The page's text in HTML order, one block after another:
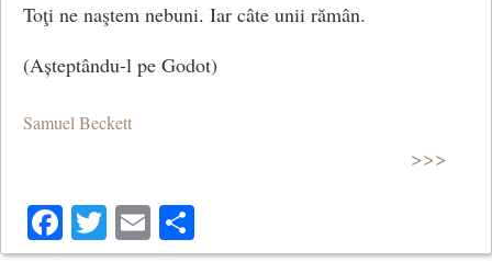
Toţi ne naştem nebuni. Iar câte unii rămân.
(Așteptându-l pe Godot)
Samuel Beckett
>>>
Facebook
Twitter
Email